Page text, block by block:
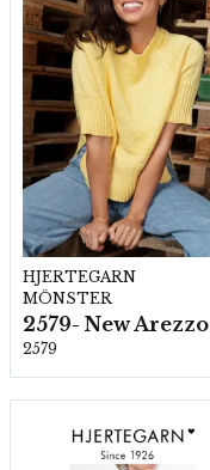
HJERTEGARN
MÖNSTER
2579- New Arezzo
2579